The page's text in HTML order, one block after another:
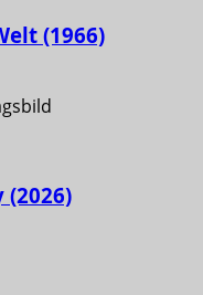
(1966)
(2026)